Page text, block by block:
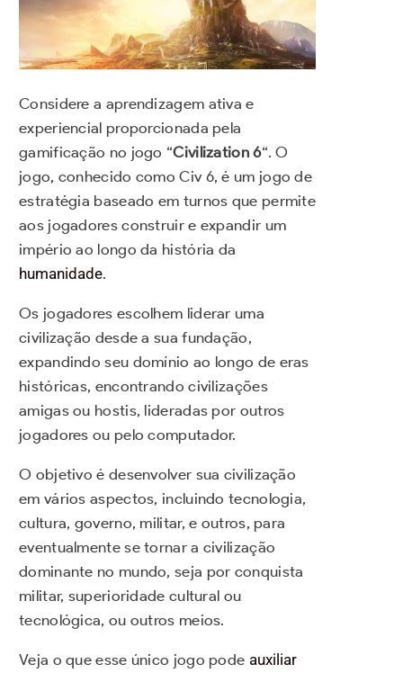
Considere a aprendizagem ativa e
experiencial proporcionada pela
gamificação no jogo “Civilization 6“. O
jogo, conhecido como Civ 6, é um jogo de
estratégia baseado em turnos que permite
aos jogadores construir e expandir um
império ao longo da história da
humanidade.
Os jogadores escolhem liderar uma
civilização desde a sua fundação,
expandindo seu domínio ao longo de eras
históricas, encontrando civilizações
amigas ou hostis, lideradas por outros
jogadores ou pelo computador.
O objetivo é desenvolver sua civilização
em vários aspectos, incluindo tecnologia,
cultura, governo, militar, e outros, para
eventualmente se tornar a civilização
dominante no mundo, seja por conquista
militar, superioridade cultural ou
tecnológica, ou outros meios.
Veja o que esse único jogo pode auxiliar